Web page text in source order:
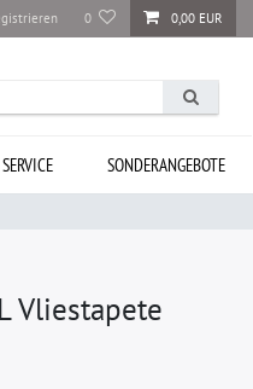
0 0,00 EUR
SONDERANGEBOTE
Vliestapete